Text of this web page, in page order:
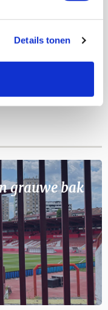
Details tonen
grauwe bak